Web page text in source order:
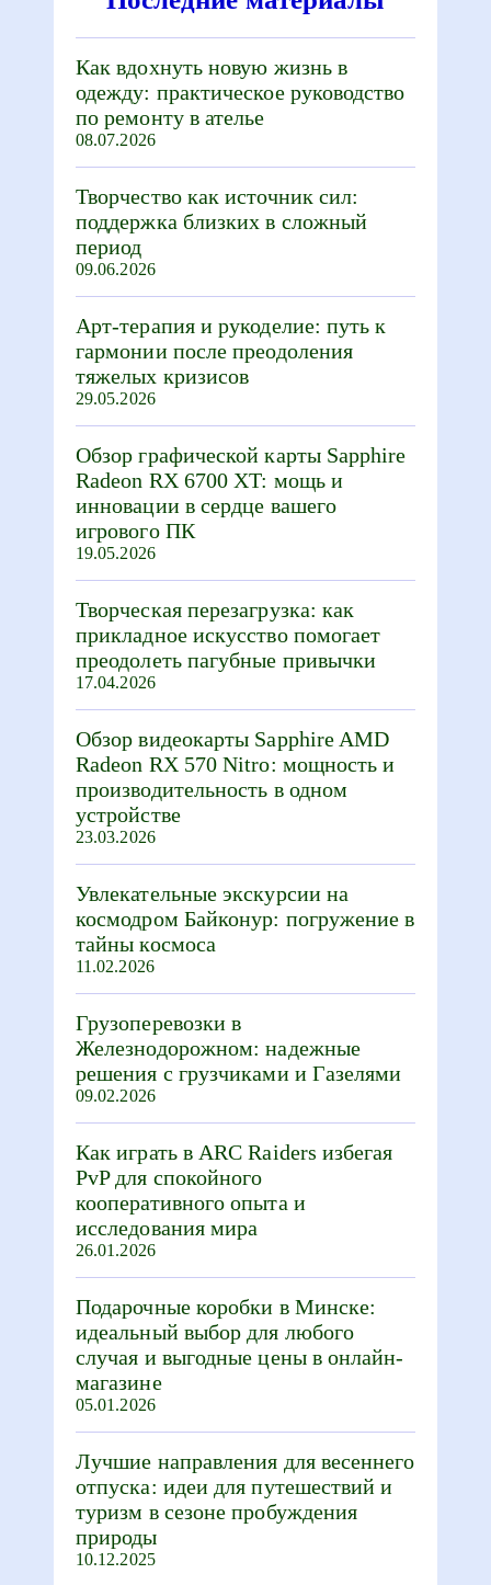
Как вдохнуть новую жизнь в
одежду: практическое руководство
по ремонту в ателье
08.07.2026
Творчество как источник сил:
поддержка близких в сложный
период
09.06.2026
Арт-терапия и рукоделие: путь к
гармонии после преодоления
тяжелых кризисов
29.05.2026
Обзор графической карты Sapphire
Radeon RX 6700 XT: мощь и
инновации в сердце вашего
игрового ПК
19.05.2026
Творческая перезагрузка: как
прикладное искусство помогает
преодолеть пагубные привычки
17.04.2026
Обзор видеокарты Sapphire AMD
Radeon RX 570 Nitro: мощность и
производительность в одном
устройстве
23.03.2026
Увлекательные экскурсии на
космодром Байконур: погружение в
тайны космоса
11.02.2026
Грузоперевозки в
Железнодорожном: надежные
решения с грузчиками и Газелями
09.02.2026
Как играть в ARC Raiders избегая
PvP для спокойного
кооперативного опыта и
исследования мира
26.01.2026
Подарочные коробки в Минске:
идеальный выбор для любого
случая и выгодные цены в онлайн-
магазине
05.01.2026
Лучшие направления для весеннего
отпуска: идеи для путешествий и
туризм в сезоне пробуждения
природы
10.12.2025